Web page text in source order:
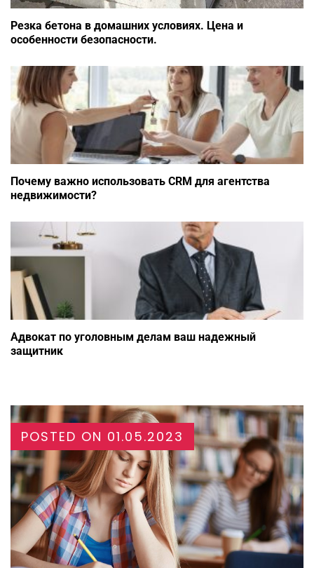
Резка бетона в домашних условиях. Цена и
особенности безопасности.
Почему важно использовать CRM для агентства
недвижимости?
Адвокат по уголовным делам ваш надежный
защитник
POSTED ON 01.05.2023